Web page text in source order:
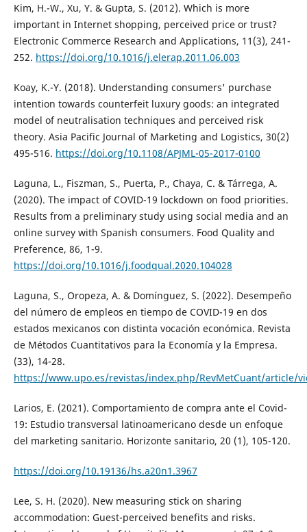
Kim, H.-W., Xu, Y. & Gupta, S. (2012). Which is more
important in Internet shopping, perceived price or trust?
Electronic Commerce Research and Applications, 11(3), 241-
252. https://doi.org/10.1016/j.elerap.2011.06.003
Koay, K.-Y. (2018). Understanding consumers' purchase
intention towards counterfeit luxury goods: an integrated
model of neutralisation techniques and perceived risk
theory. Asia Pacific Journal of Marketing and Logistics, 30(2)
495-516. https://doi.org/10.1108/APJML-05-2017-0100
Laguna, L., Fiszman, S., Puerta, P., Chaya, C. & Tárrega, A.
(2020). The impact of COVID-19 lockdown on food priorities.
Results from a preliminary study using social media and an
online survey with Spanish consumers. Food Quality and
Preference, 86, 1-9.
https://doi.org/10.1016/j.foodqual.2020.104028
Laguna, S., Oropeza, A. & Domínguez, S. (2022). Desempeño
del número de empleos en tiempo de COVID-19 en dos
estados mexicanos con distinta vocación económica. Revista
de Métodos Cuantitativos para la Economía y la Empresa.
(33), 14-28.
https://www.upo.es/revistas/index.php/RevMetCuant/article/
Larios, E. (2021). Comportamiento de compra ante el Covid-
19: Estudio transversal latinoamericano desde un enfoque
del marketing sanitario. Horizonte sanitario, 20 (1), 105-120.
https://doi.org/10.19136/hs.a20n1.3967
Lee, S. H. (2020). New measuring stick on sharing
accommodation: Guest-perceived benefits and risks.